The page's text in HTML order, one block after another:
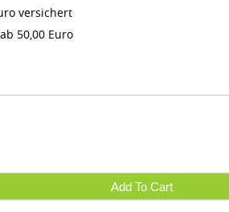
versichert
50,00 Euro
Add To Cart